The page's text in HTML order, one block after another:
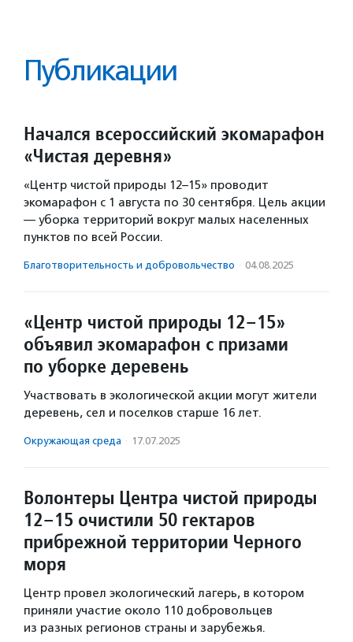
Публикации
Начался всероссийский экомарафон
«Чистая деревня»
«Центр чистой природы 12–15» проводит
экомарафон с 1 августа по 30 сентября. Цель акции
— уборка территорий вокруг малых населенных
пунктов по всей России.
Благотвори­тель­ность и доброволь­чест­во · 04.08.2025
«Центр чистой природы 12–15»
объявил экомарафон с призами
по уборке деревень
Участвовать в экологической акции могут жители
деревень, сел и поселков старше 16 лет.
Окружающая среда · 17.07.2025
Волонтеры Центра чистой природы
12–15 очистили 50 гектаров
прибрежной территории Черного
моря
Центр провел экологический лагерь, в котором
приняли участие около 110 добровольцев
из разных регионов страны и зарубежья.